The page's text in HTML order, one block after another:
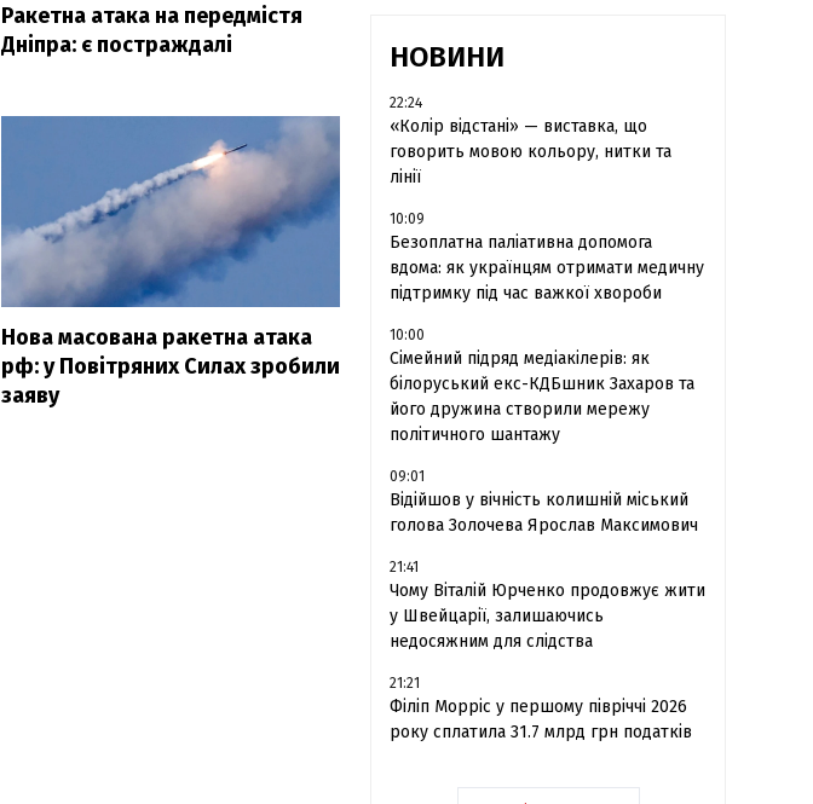
Ракетна атака на передмістя
Дніпра: є постраждалі
Нова масована ракетна атака
рф: у Повітряних Силах зробили
заяву
НОВИНИ
22:24
«Колір відстані» — виставка, що
говорить мовою кольору, нитки та
лінії
10:09
Безоплатна паліативна допомога
вдома: як українцям отримати медичну
підтримку під час важкої хвороби
10:00
Сімейний підряд медіакілерів: як
білоруський екс-КДБшник Захаров та
його дружина створили мережу
політичного шантажу
09:01
Відійшов у вічність колишній міський
голова Золочева Ярослав Максимович
21:41
Чому Віталій Юрченко продовжує жити
у Швейцарії, залишаючись
недосяжним для слідства
21:21
Філіп Морріс у першому півріччі 2026
року сплатила 31.7 млрд грн податків